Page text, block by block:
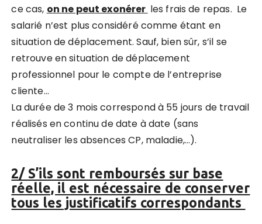
ce cas, on ne peut exonérer les frais de repas. Le
salarié n’est plus considéré comme étant en
situation de déplacement. Sauf, bien sûr, s’il se
retrouve en situation de déplacement
professionnel pour le compte de l’entreprise
cliente…
La durée de 3 mois correspond à 55 jours de travail
réalisés en continu de date à date (sans
neutraliser les absences CP, maladie,…).
2/ S’ils sont remboursés sur base
réelle, il est nécessaire de conserver
tous les justificatifs correspondants